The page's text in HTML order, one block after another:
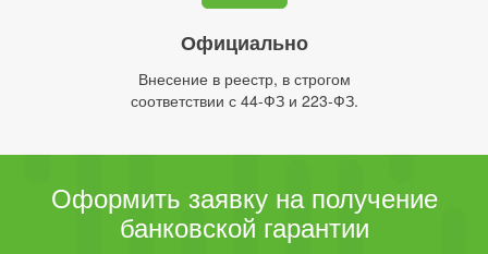
Официально
Внесение в реестр, в строгом
соответствии с 44-ФЗ и 223-ФЗ.
Оформить заявку на получение
банковской гарантии